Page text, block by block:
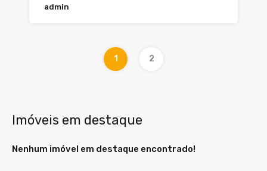
admin
1 2
Imóveis em destaque
Nenhum imóvel em destaque encontrado!